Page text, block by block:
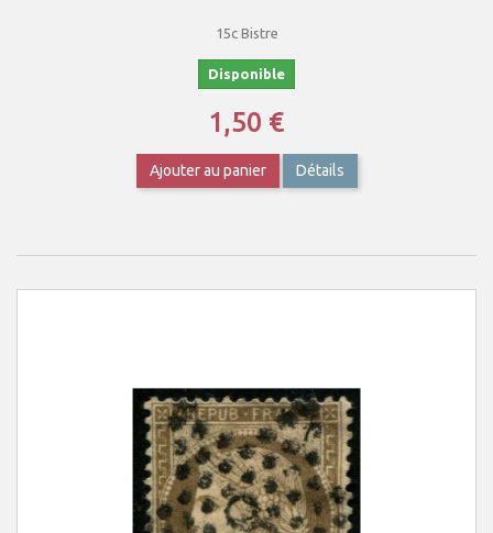
15c Bistre
Disponible
1,50 €
Ajouter au panier Détails